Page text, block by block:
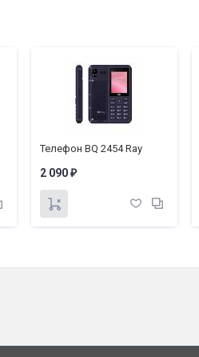
Телефон BQ 2454 Ray
2 090 ₽